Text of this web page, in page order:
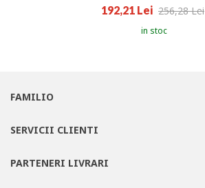
192,21 Lei 256,28 Lei
in stoc
FAMILIO
SERVICII CLIENTI
PARTENERI LIVRARI